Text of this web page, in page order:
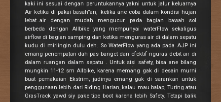
kaki ini sesuai dengan peruntukannya yakni untuk jalur keluarnya
Air ketika di pakai basah”an, ketika ane coba dalam kondisi hujan
lebat..air dengan mudah mengucur pada bagian bawah sol
berbeda dengan Allbike yang mempunyai waterFlow sekaligus
airflow di bagian samping dan ketika menguras air di dalam sepatu
kudu di miriingin dulu deh. So WaterFlow yang ada pada AJP ini
emang penempatan dah pas banget dan efektif nguras debit air di
dalam ruangan dalam sepatu . Untuk sisi safety, bisa ane bilang
mungkin 11-12 sm Allbike, karena memang gak di desain murni
buat pemakaian Ekstrim, jadinya emang gak di sarankan untuk
penggunaan lebih dari Riding Harian, kalau mau balap, Turing atau
GrasTrack yawd siy pake tipe boot karena lebih Safety. Tetapi balik